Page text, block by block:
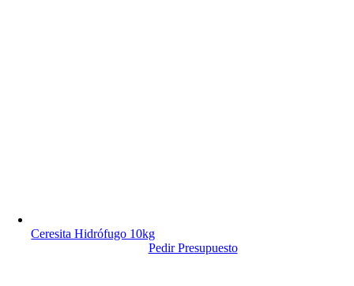
Ceresita Hidrófugo 10kg
Pedir Presupuesto